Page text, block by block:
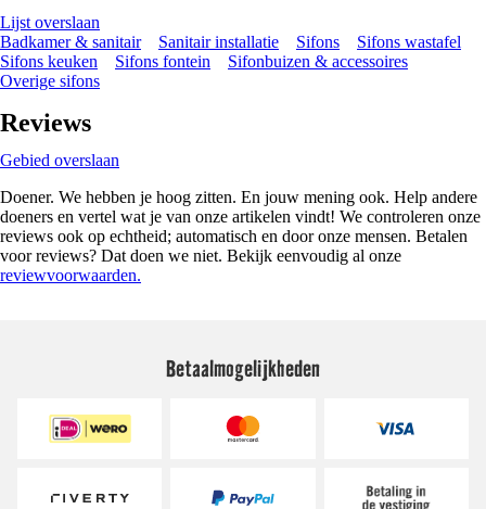
Lijst overslaan
Badkamer & sanitair
Sanitair installatie Sifons
Sifons wastafel
Sifons keuken
Sifons fontein
Sifonbuizen & accessoires
Overige sifons
Reviews
Gebied overslaan
Doener. We hebben je hoog zitten. En jouw mening ook. Help andere
doeners en vertel wat je van onze artikelen vindt! We controleren onze
reviews ook op echtheid; automatisch en door onze mensen. Betalen
voor reviews? Dat doen we niet. Bekijk eenvoudig al onze
reviewvoorwaarden.
Betaalmogelijkheden